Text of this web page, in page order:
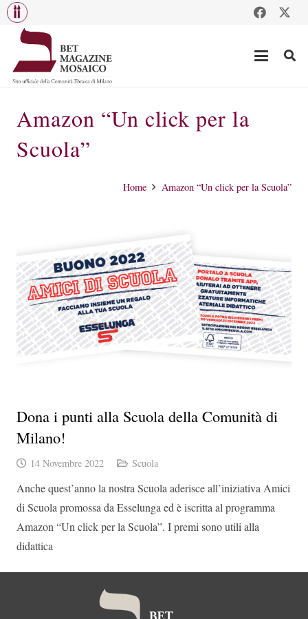
Amazon “Un click per la
Scuola”
Home Amazon “Un click per la Scuola”
Dona i punti alla Scuola della Comunità di
Milano!
14 Novembre 2022 Scuola
Anche quest’anno la nostra Scuola aderisce all’iniziativa Amici
di Scuola promossa da Esselunga ed è iscritta al programma
Amazon “Un click per la Scuola”. I premi sono utili alla
didattica